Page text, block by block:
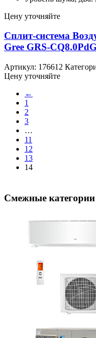
Цену уточняйте
Сплит-система
Gree GRS-
Артикул: 176612
Цену уточняйте
←
1
2
3
…
11
12
13
14
Смежные категории